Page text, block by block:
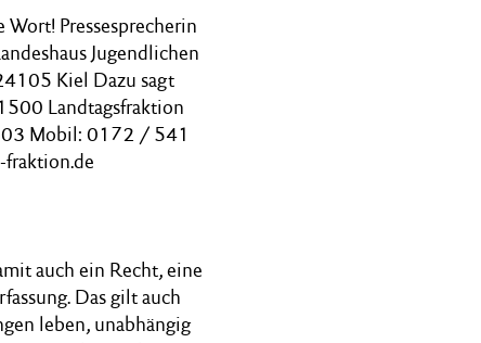
Pressesprecherin
Jugendlichen
Kiel Dazu sagt
Landtagsfraktion
Mobil: 0172 / 541
fraktion.de
auch ein Recht, eine
Das gilt auch
leben, unabhängig